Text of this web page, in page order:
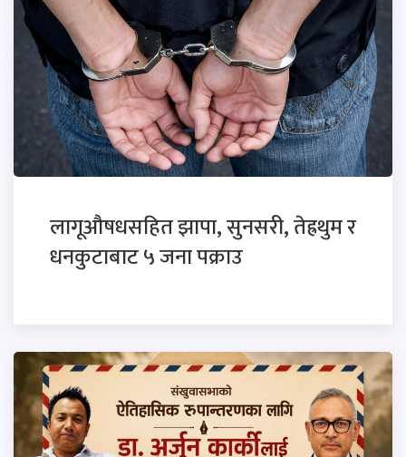
लागूऔषधसहित झापा, सुनसरी, तेह्रथुम र
धनकुटाबाट ५ जना पक्राउ